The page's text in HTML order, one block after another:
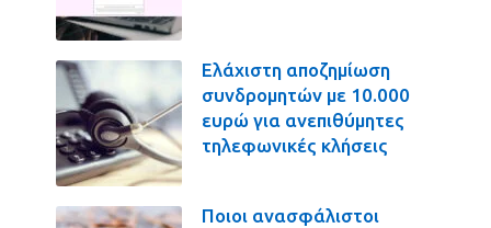
Ελάχιστη αποζημίωση
συνδρομητών με 10.000
ευρώ για ανεπιθύμητες
τηλεφωνικές κλήσεις
Ποιοι ανασφάλιστοι